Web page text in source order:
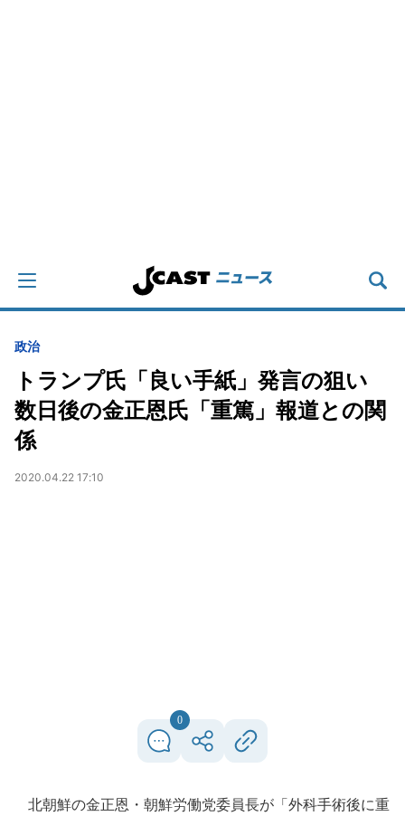
政治
トランプ氏「良い手紙」発言の狙い
数日後の金正恩氏「重篤」報道との関
係
2020.04.22 17:10
0
北朝鮮の金正恩・朝鮮労働党委員長が「外科手術後に重